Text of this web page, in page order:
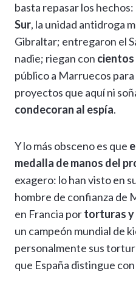
basta repasar los hechos:
Sur, la unidad antidroga
Gibraltar; entregaron el
nadie; riegan con cientos
público a Marruecos
proyectos que aquí ni
condecoran al espía.
Y lo más obsceno es que
medalla de manos del
exagero: lo han visto en
hombre de confianza de
en Francia portorturas y
un campeón mundial de
personalmente sus
que España distingue